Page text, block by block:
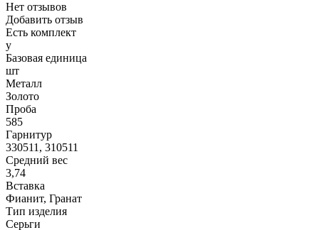
Нет отзывов
Добавить отзыв
Есть комплект
y
Базовая единица
шт
Металл
Золото
Проба
585
Гарнитур
330511, 310511
Средний вес
3,74
Вставка
Фианит, Гранат
Тип изделия
Серьги